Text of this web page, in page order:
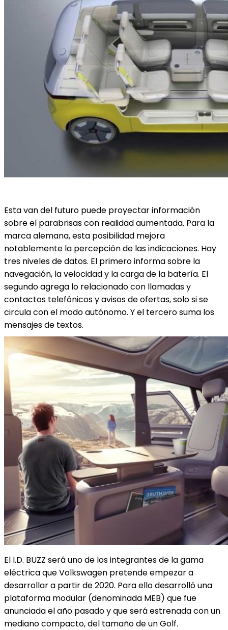
Esta van del futuro puede proyectar información
sobre el parabrisas con realidad aumentada. Para la
marca alemana, esta posibilidad mejora
notablemente la percepción de las indicaciones. Hay
tres niveles de datos. El primero informa sobre la
navegación, la velocidad y la carga de la batería. El
segundo agrega lo relacionado con llamadas y
contactos telefónicos y avisos de ofertas, solo si se
circula con el modo autónomo. Y el tercero suma los
mensajes de textos.
El I.D. BUZZ será uno de los integrantes de la gama
eléctrica que Volkswagen pretende empezar a
desarrollar a partir de 2020. Para ello desarrolló una
plataforma modular (denominada MEB) que fue
anunciada el año pasado y que será estrenada con un
mediano compacto, del tamaño de un Golf.